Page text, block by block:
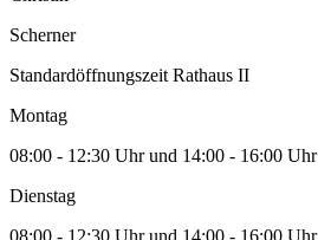
Scherner
Standardöffnungszeit Rathaus II
Montag
08:00 - 12:30 Uhr und 14:00 - 16:00 Uhr
Dienstag
08:00 - 12:30 Uhr und 14:00 - 16:00 Uhr